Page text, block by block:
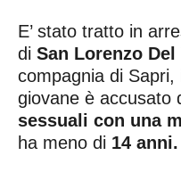
E’ stato tratto in
di San Lorenzo Del
compagnia di
giovane è accusato
sessuali con una
ha meno di 14 anni.